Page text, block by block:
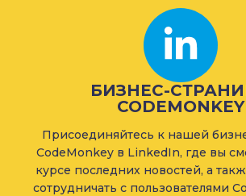
БИЗНЕС-
CODEMONKEY
Присоединяйтесь к нашей
CodeMonkey в LinkedIn, где вы
курсе последних новостей, а
сотрудничать с пользователями